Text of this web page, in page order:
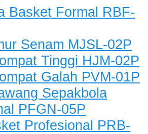
Basket Formal RBF-
Senam MJSL-02P
Tinggi HJM-02P
Galah PVM-01P
Sepakbola
PFGN-05P
Profesional PRB-